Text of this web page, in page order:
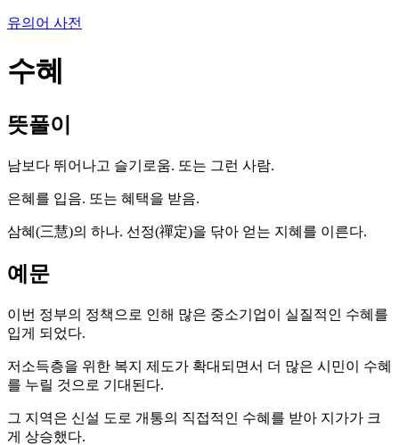
유의어 사전
수혜
뜻풀이
남보다 뛰어나고 슬기로움. 또는 그런 사람.
은혜를 입음. 또는 혜택을 받음.
삼혜(三慧)의 하나. 선정(禪定)을 닦아 얻는 지혜를 이른다.
예문
이번 정부의 정책으로 인해 많은 중소기업이 실질적인 수혜를
입게 되었다.
저소득층을 위한 복지 제도가 확대되면서 더 많은 시민이 수혜
를 누릴 것으로 기대된다.
그 지역은 신설 도로 개통의 직접적인 수혜를 받아 지가가 크
게 상승했다.